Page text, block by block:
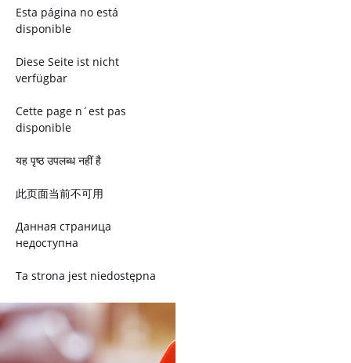
Esta página no está
disponible
Diese Seite ist nicht
verfügbar
Cette page n´est pas
disponible
यह पृष्ठ उपलब्ध नहीं है
此页面当前不可用
Данная страница
недоступна
Ta strona jest niedostępna
Trang này không có
Esta página não está
disponível